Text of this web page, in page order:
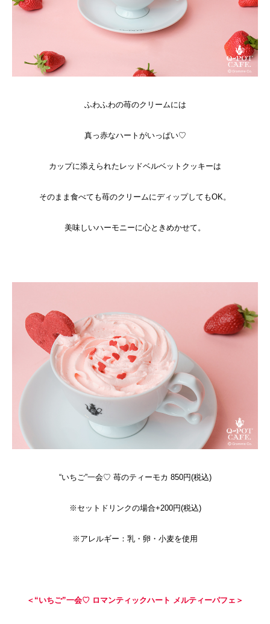
ふわふわの苺のクリームには
真っ赤なハートがいっぱい♡
カップに添えられた レッドベルベットクッキーは
そのまま食べても苺のクリームにディップしてもOK。
美味しいハーモニーに心ときめかせて。
“いちご”一会♡ 苺のティーモカ 850円(税込)
※セットドリンクの場合+200円(税込)
※アレルギー：乳・卵・小麦を使用
＜“いちご”一会♡ ロマンティックハート メルティーパフェ＞